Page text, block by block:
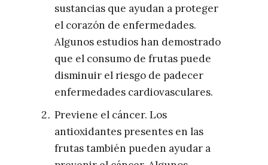
sustancias que ayudan a proteger
el corazón de enfermedades.
Algunos estudios han demostrado
que el consumo de frutas puede
disminuir el riesgo de padecer
enfermedades cardiovasculares.
Previene el cáncer. Los
antioxidantes presentes en las
frutas también pueden ayudar a